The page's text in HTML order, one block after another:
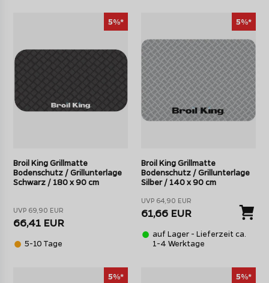
5%*
Broil King Grillmatte
Bodenschutz / Grillunterlage
Schwarz / 180 x 90 cm
UVP 69,90 EUR
66,41 EUR
5-10 Tage
5%*
Broil King Grillmatte
Bodenschutz / Grillunterlage
Silber / 140 x 90 cm
UVP 64,90 EUR
61,66 EUR
auf Lager - Lieferzeit ca.
1-4 Werktage
5%* 5%*